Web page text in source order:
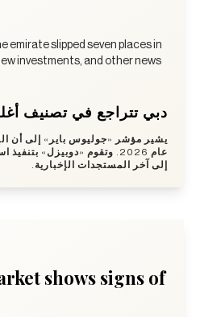
emirate slipped seven places in
investments, and other news
دبي تتراجع في تصنيف
يشير مؤشر «جوليوس باير» إلى أن
عام 2026. وتقوم «دوبيزل»
إلى آخر المستجدات الإخبارية.
shows signs of